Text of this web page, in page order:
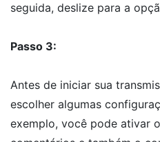
seguida, deslize para a
Passo 3:
Antes de iniciar sua
escolher algumas
exemplo, você pode ativar